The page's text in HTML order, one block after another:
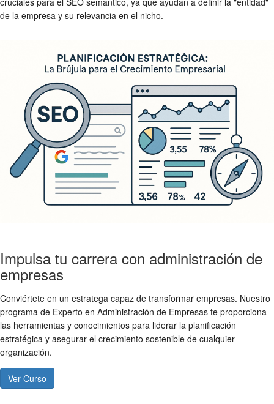
de la empresa y su relevancia en el nicho.
Impulsa tu carrera con administración de
empresas
Conviértete en un estratega capaz de transformar empresas. Nuestro
programa de Experto en Administración de Empresas te proporciona
las herramientas y conocimientos para liderar la planificación
estratégica y asegurar el crecimiento sostenible de cualquier
organización.
Ver Curso